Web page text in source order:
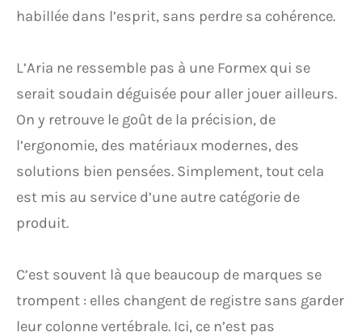
habillée dans l’esprit, sans perdre sa cohérence.
L’Aria ne ressemble pas à une Formex qui se
serait soudain déguisée pour aller jouer ailleurs.
On y retrouve le goût de la précision, de
l’ergonomie, des matériaux modernes, des
solutions bien pensées. Simplement, tout cela
est mis au service d’une autre catégorie de
produit.
C’est souvent là que beaucoup de marques se
trompent : elles changent de registre sans garder
leur colonne vertébrale. Ici, ce n’est pas